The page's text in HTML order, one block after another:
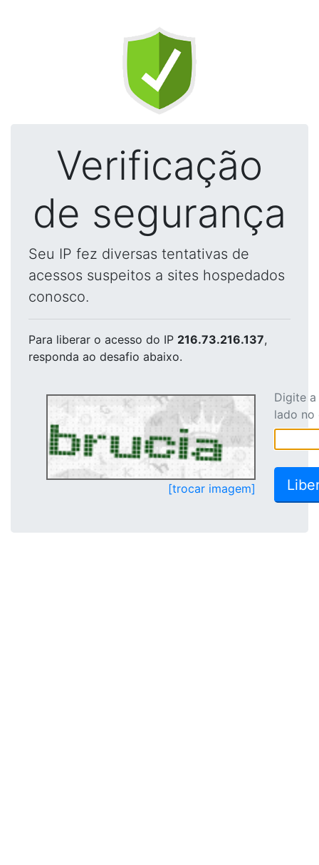
Verificação
de segurança
Seu IP fez diversas tentativas de
acessos suspeitos a sites hospedados
conosco.
Para liberar o acesso do IP 216.73.216.137,
responda ao desafio abaixo.
[trocar imagem]
Digite
lado no